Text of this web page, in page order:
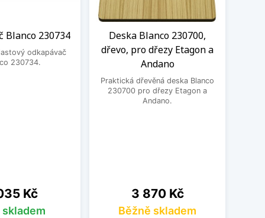
Blanco 230734
odkapávač
230734.
Kč
skladem
Deska Blanco 230700,
dřevo, pro dřezy Etagon a
Andano
Praktická dřevěná deska Blanco
230700 pro dřezy Etagon a
Andano.
Cena
3 870 Kč
Běžně skladem